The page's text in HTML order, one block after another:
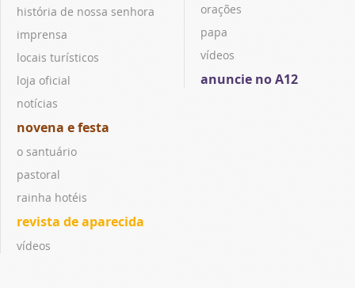
história de nossa senhora
imprensa
locais turísticos
loja oficial
notícias
novena e festa
o santuário
pastoral
rainha hotéis
revista de aparecida
vídeos
orações
papa
vídeos
anuncie no A12